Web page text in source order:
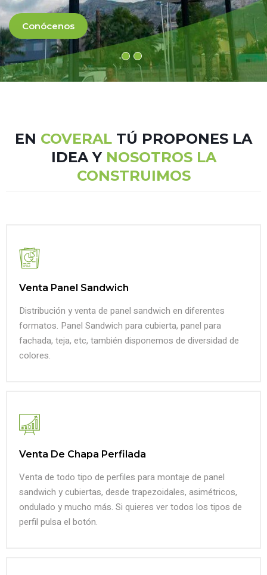
Conócenos
EN COVERAL TÚ PROPONES LA
IDEA Y NOSOTROS LA
CONSTRUIMOS
Venta Panel Sandwich
Distribución y venta de panel sandwich en diferentes
formatos. Panel Sandwich para cubierta, panel para
fachada, teja, etc, también disponemos de diversidad de
colores.
Venta De Chapa Perfilada
Venta de todo tipo de perfiles para montaje de panel
sandwich y cubiertas, desde trapezoidales, asimétricos,
ondulado y mucho más. Si quieres ver todos los tipos de
perfil pulsa el botón.